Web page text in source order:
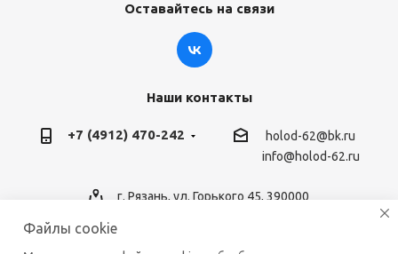
Оставайтесь на связи
Наши контакты
+7 (4912) 470-242
holod-62@bk.ru
info@holod-62.ru
г. Рязань, ул. Горького 45, 390000
Файлы cookie